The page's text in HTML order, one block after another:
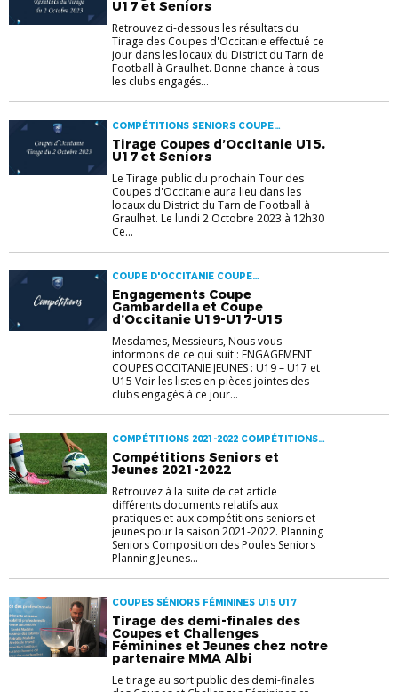
U17 et Seniors
Retrouvez ci-dessous les résultats du
Tirage des Coupes d'Occitanie effectué ce
jour dans les locaux du District du Tarn de
Football à Graulhet. Bonne chance à tous
les clubs engagés...
COMPÉTITIONS SENIORS COUPE
D'OCCITANIE U15 U17
Tirage Coupes d’Occitanie U15,
U17 et Seniors
Le Tirage public du prochain Tour des
Coupes d'Occitanie aura lieu dans les
locaux du District du Tarn de Football à
Graulhet. Le lundi 2 Octobre 2023 à 12h30
Ce...
COUPE D'OCCITANIE COUPE
GAMBARDELLA U15 U17 U19
Engagements Coupe
Gambardella et Coupe
d’Occitanie U19-U17-U15
Mesdames, Messieurs, Nous vous
informons de ce qui suit : ENGAGEMENT
COUPES OCCITANIE JEUNES : U19 – U17 et
U15 Voir les listes en pièces jointes des
clubs engagés à ce jour...
COMPÉTITIONS 2021-2022 COMPÉTITIONS
SENIORS U13 U15 U17 U19
Compétitions Seniors et
Jeunes 2021-2022
Retrouvez à la suite de cet article
différents documents relatifs aux
pratiques et aux compétitions seniors et
jeunes pour la saison 2021-2022. Planning
Seniors Composition des Poules Seniors
Planning Jeunes...
COUPES SÉNIORS FÉMININES U15 U17
Tirage des demi-finales des
Coupes et Challenges
Féminines et Jeunes chez notre
partenaire MMA Albi
Le tirage au sort public des demi-finales